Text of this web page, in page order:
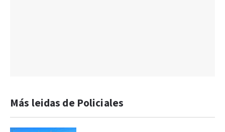
Más leidas de Policiales